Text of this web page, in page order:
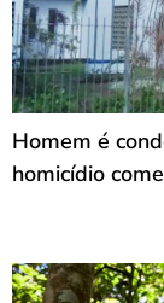
Homem é
homicídio